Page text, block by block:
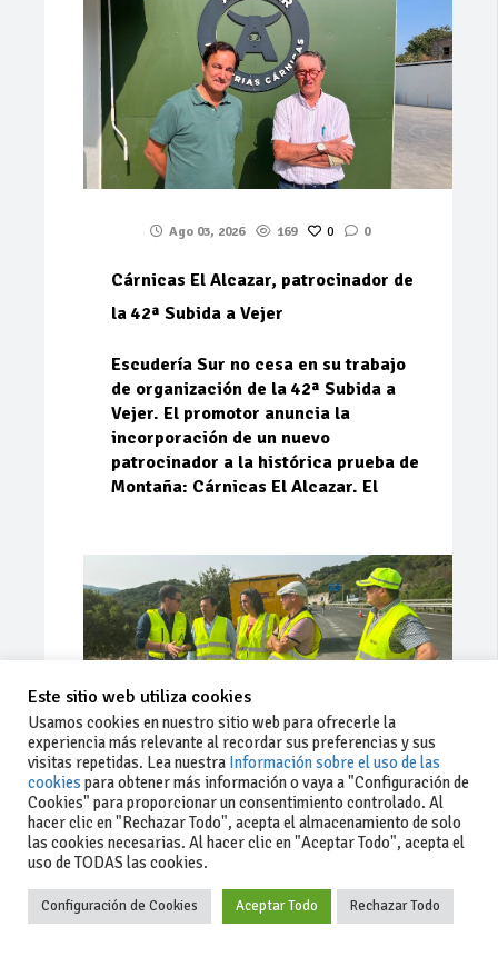
Ago 03, 2026 169 0 0
Cárnicas El Alcazar, patrocinador de
la 42ª Subida a Vejer
Escudería Sur no cesa en su trabajo
de organización de la 42ª Subida a
Vejer. El promotor anuncia la
incorporación de un nuevo
patrocinador a la histórica prueba de
Montaña: Cárnicas El Alcazar. El
Ago 03, 2026 91 0 0
La Junta implementa mejoras en la
A381 por Los Barrios
Este sitio web utiliza cookies
Usamos cookies en nuestro sitio web para ofrecerle la
experiencia más relevante al recordar sus preferencias y sus
visitas repetidas. Lea nuestra Información sobre el uso de las
cookies para obtener más información o vaya a "Configuración de
Cookies" para proporcionar un consentimiento controlado. Al
hacer clic en "Rechazar Todo", acepta el almacenamiento de solo
las cookies necesarias. Al hacer clic en "Aceptar Todo", acepta el
uso de TODAS las cookies.
Configuración de Cookies Aceptar Todo Rechazar Todo